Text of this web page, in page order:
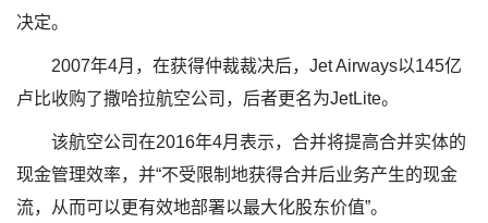
决定。
2007年4月，在获得仲裁裁决后，Jet Airways以145亿
卢比收购了撒哈拉航空公司，后者更名为JetLite。
该航空公司在2016年4月表示，合并将提高合并实体的
现金管理效率，并“不受限制地获得合并后业务产生的现金
流，从而可以更有效地部署以最大化股东价值”。